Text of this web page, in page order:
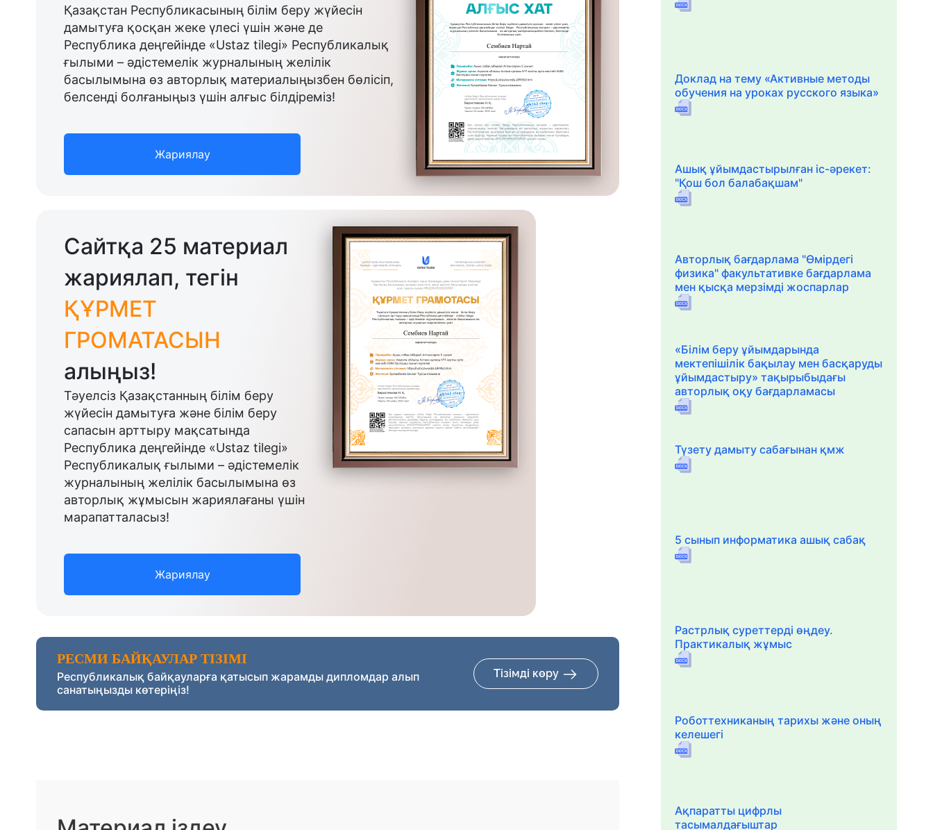
Қазақстан Республикасының білім беру жүйесін
дамытуға қосқан жеке үлесі үшін және де
Республика деңгейінде «Ustaz tilegi» Республикалық
ғылыми – әдістемелік журналының желілік
басылымына өз авторлық материалыңызбен бөлісіп,
белсенді болғаныңыз үшін алғыс білдіреміз!
Жариялау
Сайтқа 25 материал
жариялап, тегін
ҚҰРМЕТ
ГРОМАТАСЫН
алыңыз!
Тәуелсіз Қазақстанның білім беру
жүйесін дамытуға және білім беру
сапасын арттыру мақсатында
Республика деңгейінде «Ustaz tilegi»
Республикалық ғылыми – әдістемелік
журналының желілік басылымына өз
авторлық жұмысын жариялағаны үшін
марапатталасыз!
Жариялау
РЕСМИ БАЙҚАУЛАР ТІЗІМІ
Республикалық байқауларға қатысып жарамды дипломдар алып
санатыңызды көтеріңіз!
Тізімді көру
Доклад на тему «Активные методы
обучения на уроках русского языка»
Ашық ұйымдастырылған іс-әрекет:
"Қош бол балабақшам"
Авторлық бағдарлама "Өмірдегі
физика" факультативке бағдарлама
мен қысқа мерзімді жоспарлар
«Білім беру ұйымдарында
мектепішілік бақылау мен басқаруды
ұйымдастыру» тақырыбыдағы
авторлық оқу бағдарламасы
Түзету дамыту сабағынан қмж
5 сынып информатика ашық сабақ
Растрлық суреттерді өңдеу.
Практикалық жұмыс
Роботтехниканың тарихы және оның
келешегі
Ақпаратты цифрлы
тасымалдағыштар